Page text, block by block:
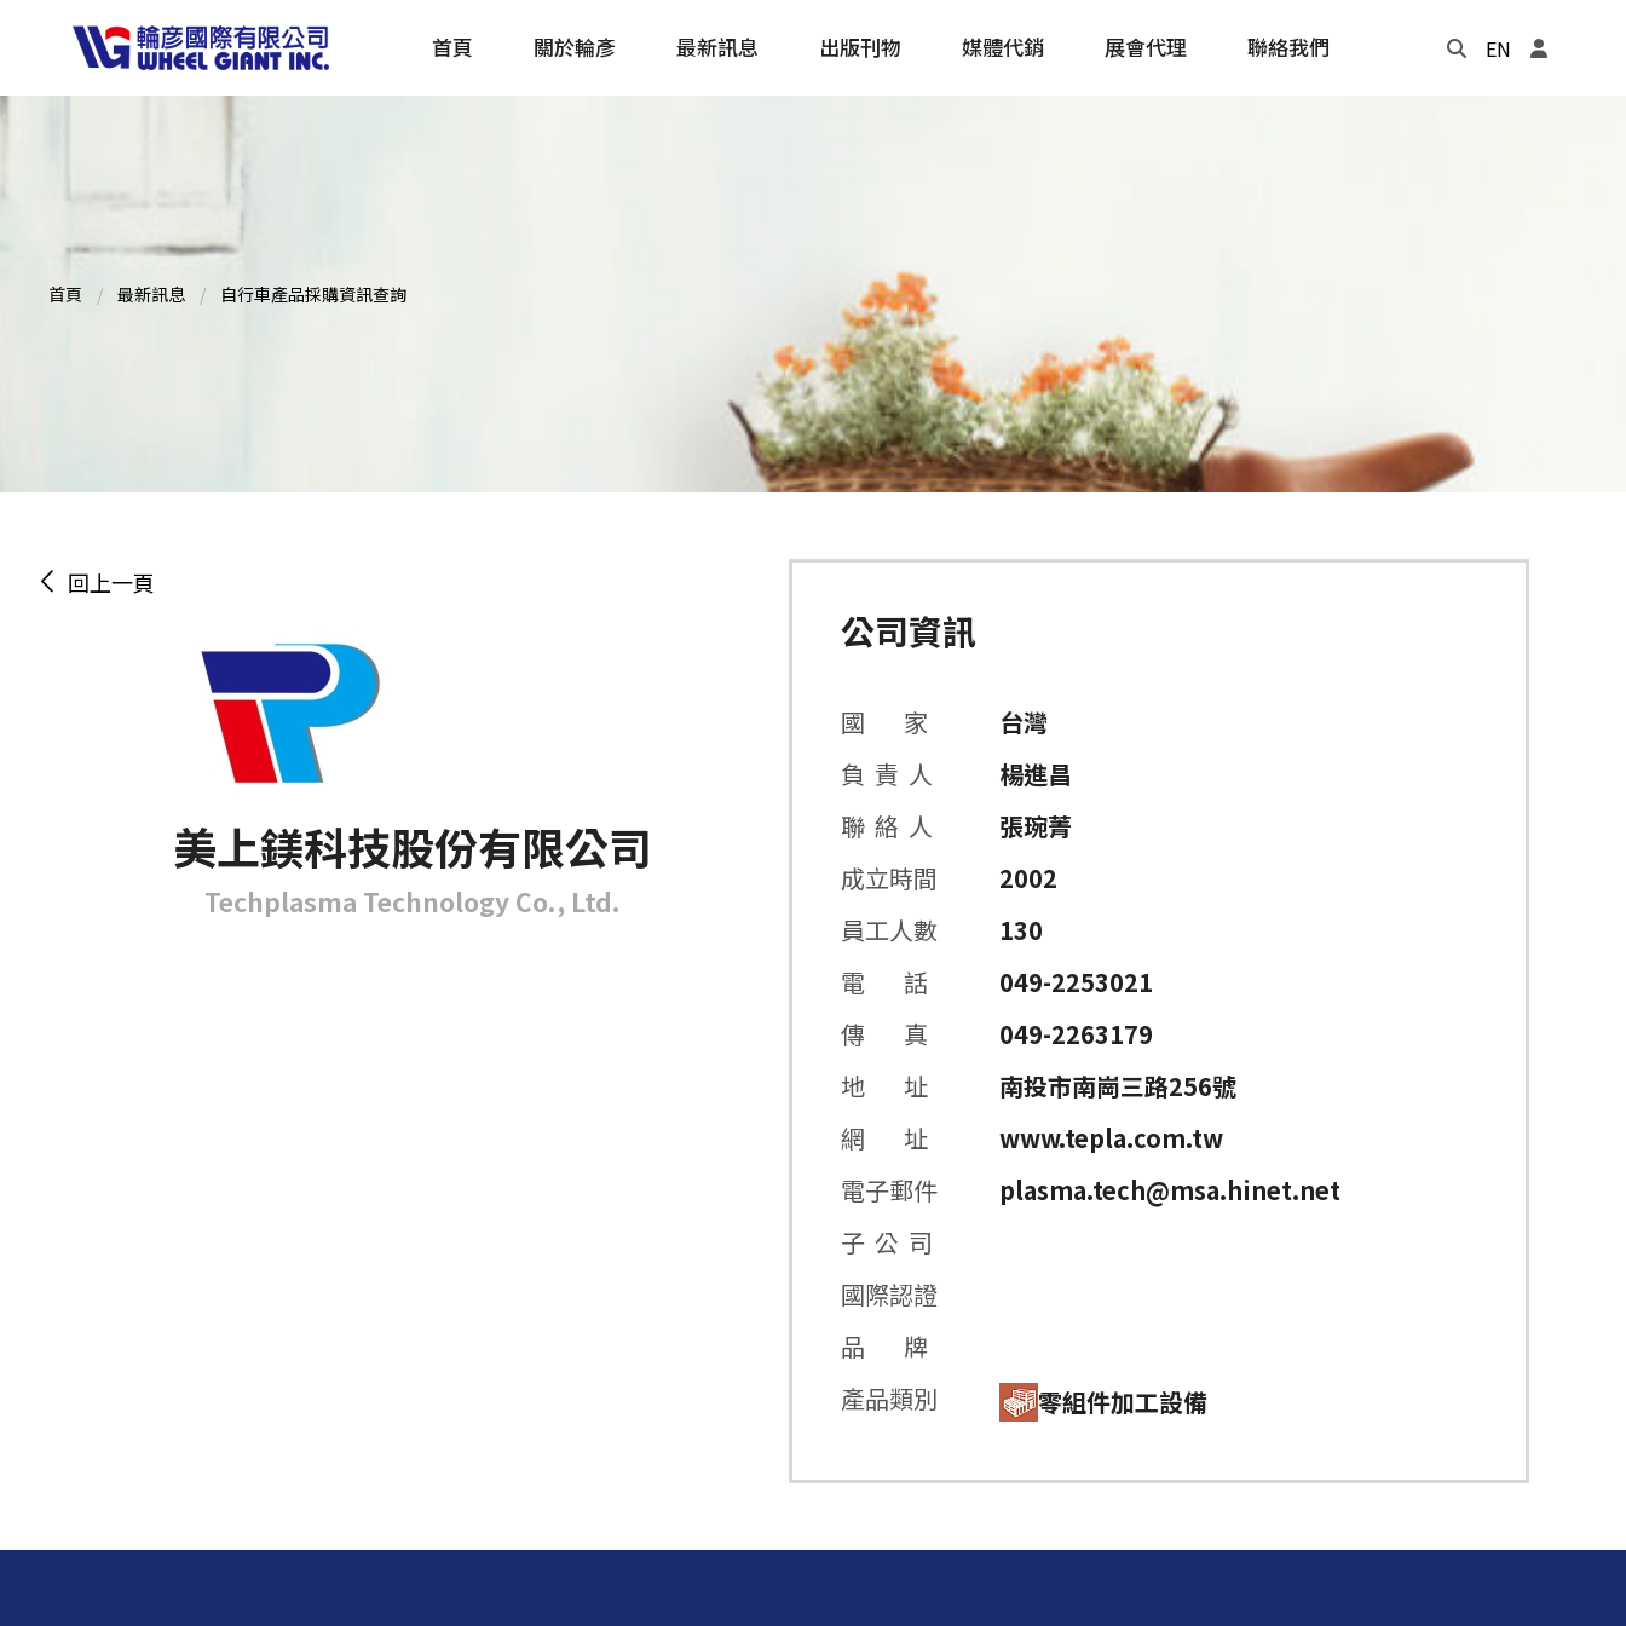
首頁 關於輪彥 最新訊息 出版刊物
戶外探索 Outside
主題書籍
媒體代銷 展會代理 聯絡我們 EN
首頁 最新訊息 自行車產品採購資訊查詢
回上一頁
美上鎂科技股份有限公司
Techplasma Technology Co., Ltd.
公司資訊
國 家
台灣
負 責 人
楊進昌
聯 絡 人
張琬菁
成立時間
2002
員工人數
130
電 話
049-2253021
傳 真
049-2263179
地 址
南投市南崗三路256號
網 址
www.tepla.com.tw
電子郵件
plasma.tech@msa.hinet.net
子 公 司
國際認證
品 牌
產品類別
零組件加工設備